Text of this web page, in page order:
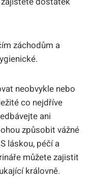
záchodům a
neobvykle nebo
co nejdříve
ani
způsobit vážné
láskou, péčí a
můžete zajistit
královně.